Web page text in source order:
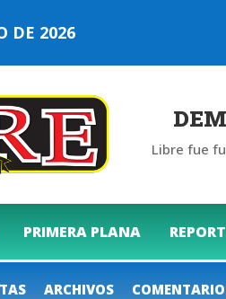
DE 2026
Libre fue
PRIMERA PLANA
ARCHIVOS